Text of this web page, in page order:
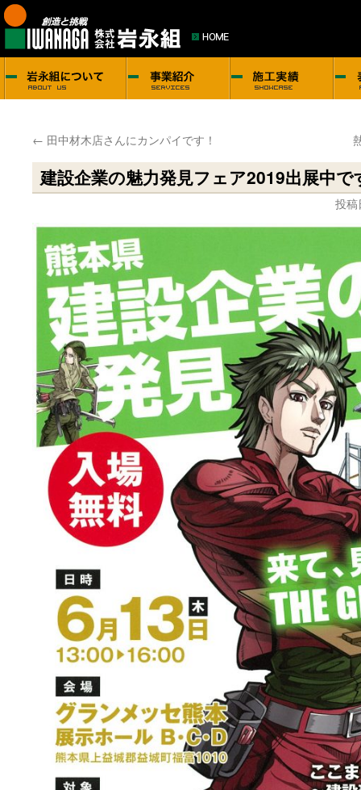
← 田中材木店さんにカンパイです！
建設企業の魅力発見フェア2019出展中で
投稿